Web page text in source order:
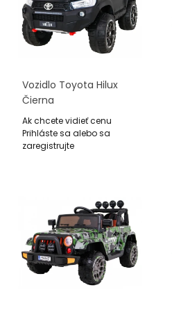
Vozidlo Toyota Hilux
Čierna
Ak chcete vidieť cenu
Prihláste sa alebo sa
zaregistrujte